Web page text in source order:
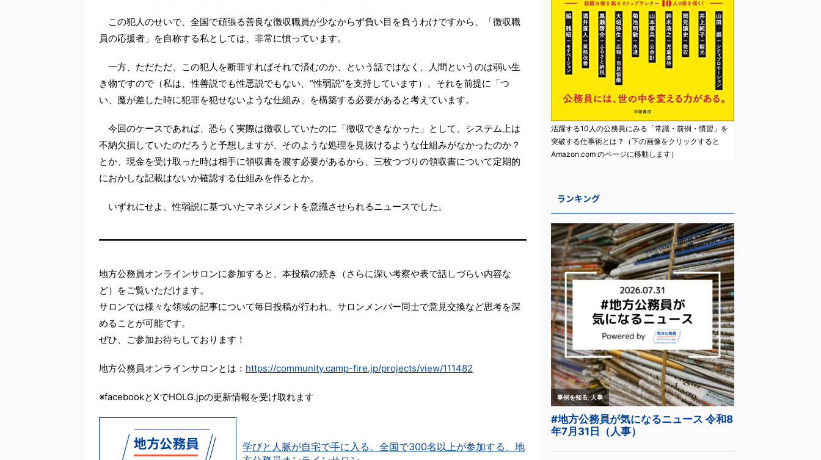
この犯人のせいで、全国で頑張る善良な徴収職員が少なからず負い目を負うわけですから、「徴収職
員の応援者」を自称する私としては、非常に憤っています。
一方、ただただ、この犯人を断罪すればそれで済むのか、という話ではなく、人間というのは弱い生
き物ですので（私は、性善説でも性悪説でもない、“性弱説”を支持しています）、それを前提に「つ
い、魔が差した時に犯罪を犯せないような仕組み」を構築する必要があると考えています。
今回のケースであれば、恐らく実際は徴収していたのに「徴収できなかった」として、システム上は
不納欠損していたのだろうと予想しますが、そのような処理を見抜けるような仕組みがなかったのか？
とか、現金を受け取った時は相手に領収書を渡す必要があるから、三枚つづりの領収書について定期的
におかしな記載はないか確認する仕組みを作るとか。
いずれにせよ、性弱説に基づいたマネジメントを意識させられるニュースでした。
地方公務員オンラインサロンに参加すると、本投稿の続き（さらに深い考察や表で話しづらい内容な
ど）をご覧いただけます。
サロンでは様々な領域の記事について毎日投稿が行われ、サロンメンバー同士で意見交換など思考を深
めることが可能です。
ぜひ、ご参加お待ちしております！
地方公務員オンラインサロンとは： https://community.camp-fire.jp/projects/view/111482
※facebookとXでHOLG.jpの更新情報を受け取れます
学びと人脈が自宅で手に入る。全国で300名以上が参加する、地
活躍する10人の公務員にみる「常識・前例・慣習」を
突破する仕事術とは？（下の画像をクリックすると
Amazon.com のページに移動します）
ランキング